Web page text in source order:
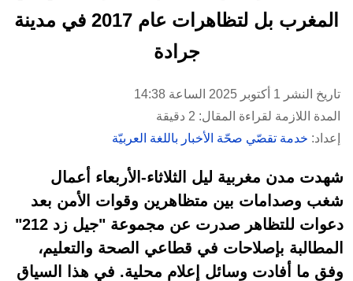
المغرب بل لتظاهرات عام 2017 في مدينة
جرادة
تاريخ النشر 1 أكتوبر 2025 الساعة 14:38
المدة اللازمة لقراءة المقال: 2 دقيقة
إعداد: خدمة تقصّي صحّة الأخبار باللغة العربيّة
شهدت مدن مغربية ليل الثلاثاء-الأربعاء أعمال
شغب وصدامات بين متظاهرين وقوات الأمن بعد
دعوات للتظاهر صدرت عن مجموعة "جيل زد 212"
المطالبة بإصلاحات في قطاعي الصحة والتعليم،
وفق ما أفادت وسائل إعلام محلية. في هذا السياق